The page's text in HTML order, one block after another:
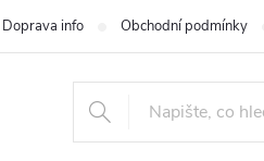
Doprava info Obchodní podmínky